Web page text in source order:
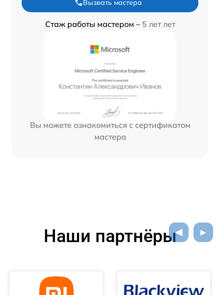
Вызвать мастера
Стаж работы мастером – 5 лет лет
Вы можете ознакомиться с сертификатом
мастера
Наши партнёры